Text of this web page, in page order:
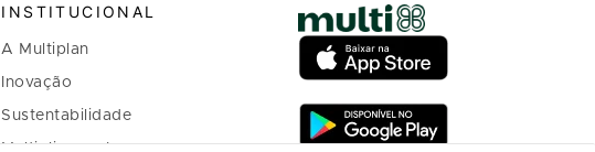
INSTITUCIONAL
A Multiplan
Inovação
Sustentabilidade
Multiplique o bem